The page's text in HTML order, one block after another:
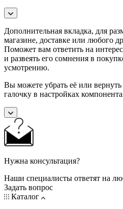
Дополнительная вкладка, для
магазине, доставке или любого
Поможет вам ответить на
и развеять его сомнения в
усмотрению.
Вы можете убрать её или
галочку в настройках
Нужна консультация?
Наши специалисты ответят на
Задать вопрос
Каталог